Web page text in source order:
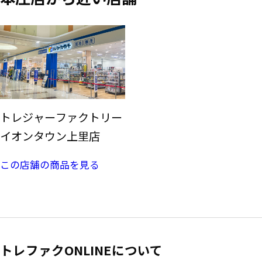
トレジャーファクトリー
イオンタウン上里店
この店舗の商品を見る
トレファクONLINEについて